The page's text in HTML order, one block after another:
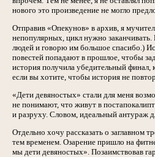
нового это произведение не могло
Отправив «Опекунов» в архив, я
непопулярных, цикл нужно
людей и говорю им большое спасибо.)
повестей попадают в прошлое, чтобы
история получила убедительный
если вы хотите, чтобы история не
«Дети девяностых» стали для меня
не понимают, что живут в
и разруху. Словом, идеальный антураж
Отдельно хочу рассказать о заглавном
тем временем. Озарение пришло на
мы дети девяностых». Позаимствовав